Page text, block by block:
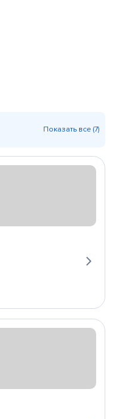
Показать все (7)